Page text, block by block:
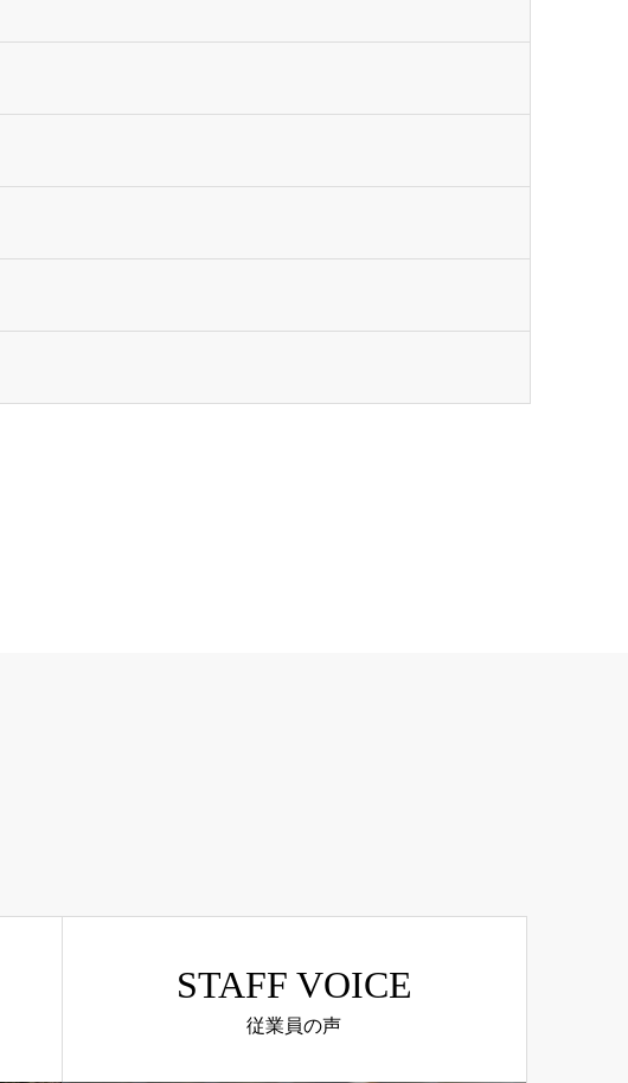
STAFF VOICE
従業員の声